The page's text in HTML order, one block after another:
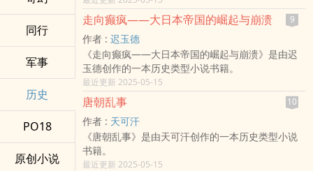
同行
军事
历史
PO18
原创小说
走向癫疯——大日本帝国的崛起与崩溃 9
作者 : 迟玉德
《走向癫疯——大日本帝国的崛起与崩溃》是由迟
玉德创作的一本历史类型小说书籍。
最近更新 2025-05-15
唐朝乱事 10
作者 : 天可汗
《唐朝乱事》是由天可汗创作的一本历史类型小说
书籍。
最近更新 2025-05-15